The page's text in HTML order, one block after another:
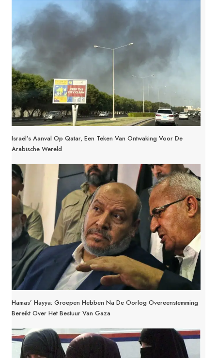
Israël’s Aanval Op Qatar, Een Teken Van Ontwaking Voor De
Arabische Wereld
Hamas’ Hayya: Groepen Hebben Na De Oorlog Overeenstemming
Bereikt Over Het Bestuur Van Gaza